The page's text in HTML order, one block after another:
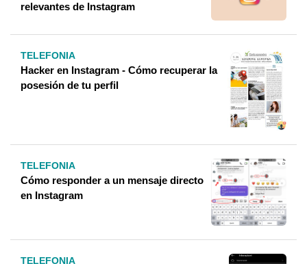
relevantes de Instagram
TELEFONIA
Hacker en Instagram - Cómo recuperar la
posesión de tu perfil
TELEFONIA
Cómo responder a un mensaje directo
en Instagram
TELEFONIA